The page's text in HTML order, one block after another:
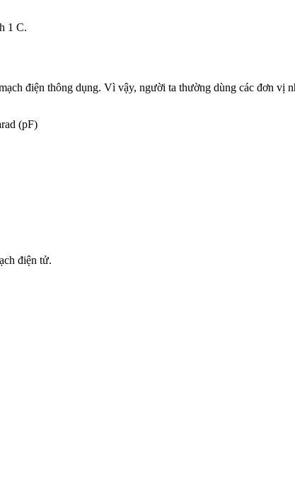
1 C.
điện thông dụng. Vì vậy, người ta thường dùng các đơn vị
(pF)
điện tử.